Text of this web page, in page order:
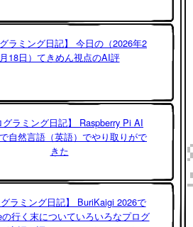
ラミング日記】 今日の（2026年2
月18日）てきめん視点のAI評
グラミング日記】 Raspberry Pi AI
自然言語（英語）でやり取りがで
きた
ラミング日記】 BuriKaigi 2026で
行く末についていろいろなプログ